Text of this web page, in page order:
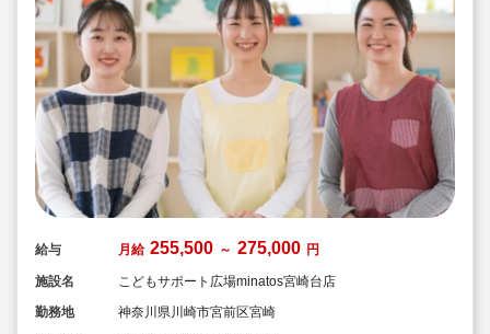
給与 月給 255,500 ～ 275,000 円
施設名
こどもサポート広場minatos宮崎台店
勤務地
神奈川県川崎市宮前区宮崎